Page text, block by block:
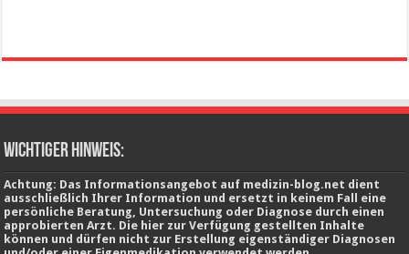
wichtiger Hinweis:
Achtung: Das Informationsangebot auf medizin-blog.net dient
ausschließlich Ihrer Information und ersetzt in keinem Fall eine
persönliche Beratung, Untersuchung oder Diagnose durch einen
approbierten Arzt. Die hier zur Verfügung gestellten Inhalte
können und dürfen nicht zur Erstellung eigenständiger Diagnosen